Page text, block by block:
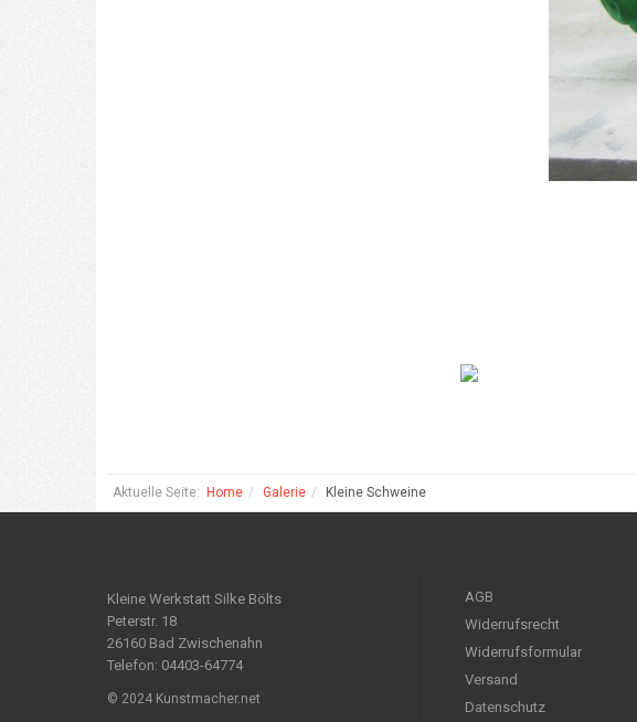
Aktuelle Seite: Home Galerie Kleine Schweine
Kleine Werkstatt Silke Bölts
Peterstr. 18
26160 Bad Zwischenahn
Telefon: 04403-64774
© 2024 Kunstmacher.net
AGB
Widerrufsrecht
Widerrufsformular
Versand
Datenschutz